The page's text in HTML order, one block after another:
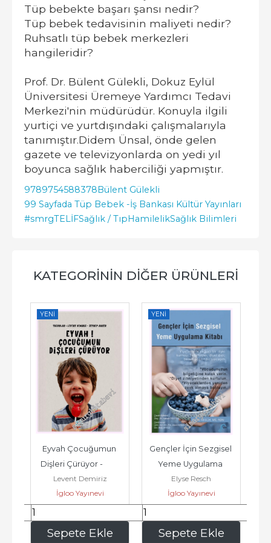
Tüp bebekte başarı şansı nedir?
Tüp bebek tedavisinin maliyeti nedir?
Ruhsatlı tüp bebek merkezleri
hangileridir?
Prof. Dr. Bülent Gülekli, Dokuz Eylül
Üniversitesi Üremeye Yardımcı Tedavi
Merkezi'nin müdürüdür. Konuyla ilgili
yurtiçi ve yurtdışındaki çalışmalarıyla
tanımıştır.Didem Ünsal, önde gelen
gazete ve televizyonlarda on yedi yıl
boyunca sağlık haberciliği yapmıştır.
9789754588378Bülent Gülekli
99 Sayfada Tüp Bebek -İş Bankası Kültür Yayınları
#smrgTELİFSağlık / TıpHamilelikSağlık Bilimleri
KATEGORININ DIĞER ÜRÜNLERI
YENI
Sepete Ekle
Eyvah Çocuğumun
Dişleri Çürüyor -
2026
Levent Demiriz
İgloo Yayınevi
270,00
YENI
Sepete Ekle
Gençler İçin Sezgisel
Yeme Uygulama
Kitabı -         2025
Elyse Resch
İgloo Yayınevi
405,00